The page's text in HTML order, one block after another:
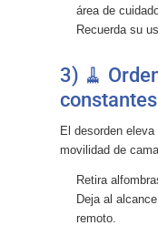
área de
Recuerda su
3) 🧹
constantes
El desorden
movilidad de
Retira
Deja al
remoto.